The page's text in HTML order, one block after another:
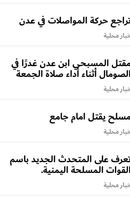
حركة المواصلات في عدن
محلية
المسبحي ابن عدن غدرًا في
الصومال أثناء أداء صلاة الجمعة
محلية
يقتل امام جامع
محلية
على المتحدث الجديد باسم
القوات المسلحة اليمنية.
محلية